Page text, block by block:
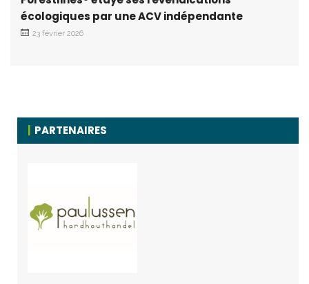
écologiques par une ACV indépendante
23 février 2026
PARTENAIRES